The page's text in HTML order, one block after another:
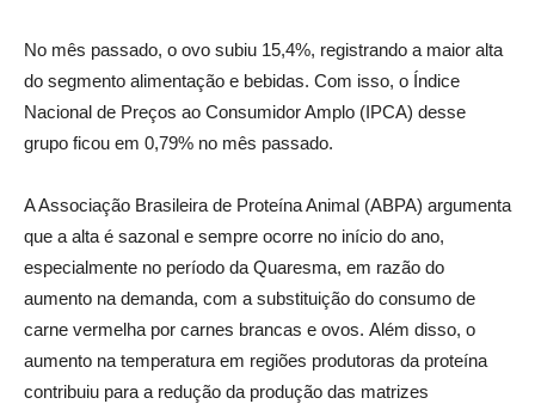
No mês passado, o ovo subiu 15,4%, registrando a maior alta
do segmento alimentação e bebidas. Com isso, o Índice
Nacional de Preços ao Consumidor Amplo (IPCA) desse
grupo ficou em 0,79% no mês passado.
A Associação Brasileira de Proteína Animal (ABPA) argumenta
que a alta é sazonal e sempre ocorre no início do ano,
especialmente no período da Quaresma, em razão do
aumento na demanda, com a substituição do consumo de
carne vermelha por carnes brancas e ovos. Além disso, o
aumento na temperatura em regiões produtoras da proteína
contribuiu para a redução da produção das matrizes